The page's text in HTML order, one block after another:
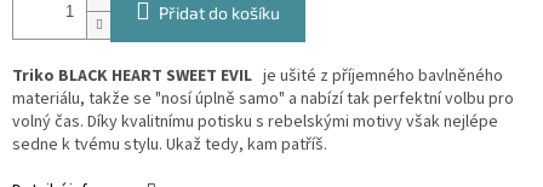
Přidat do košíku
Triko BLACK HEART SWEET EVIL je ušité z příjemného bavlněného
materiálu, takže se "nosí úplně samo" a nabízí tak perfektní volbu pro
volný čas. Díky kvalitnímu potisku s rebelskými motivy však nejlépe
sedne k tvému stylu. Ukaž tedy, kam patříš.